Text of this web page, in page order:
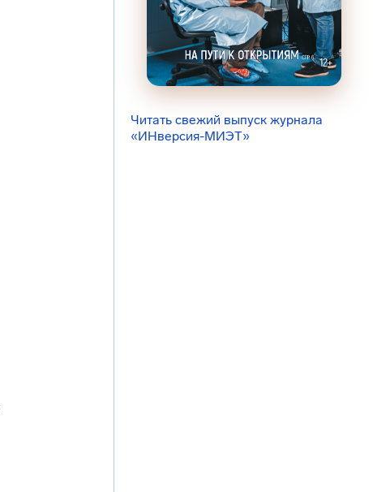
Читать свежий выпуск журнала
«ИНверсия-МИЭТ»